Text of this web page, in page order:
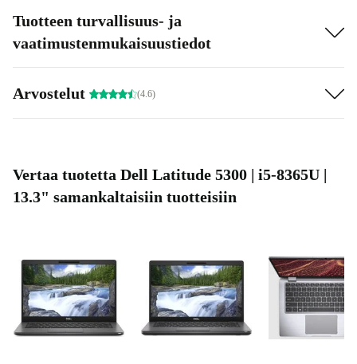
Tuotteen turvallisuus- ja
vaatimustenmukaisuustiedot
Arvostelut (4.6)
Vertaa tuotetta Dell Latitude 5300 | i5-8365U |
13.3" samankaltaisiin tuotteisiin